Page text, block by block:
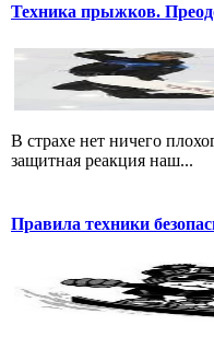
Техника прыжков.
В страхе нет ничего
защитная реакция наш...
Правила техники